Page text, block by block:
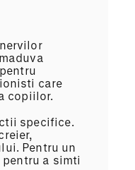
care
copiilor.
specifice.
Pentru un
a simti